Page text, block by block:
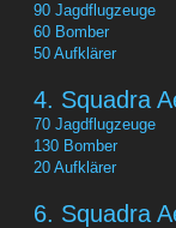
90 Jagdflugzeuge
60 Bomber
50 Aufklärer
4. Squadra
70 Jagdflugzeuge
130 Bomber
20 Aufklärer
6. Squadra